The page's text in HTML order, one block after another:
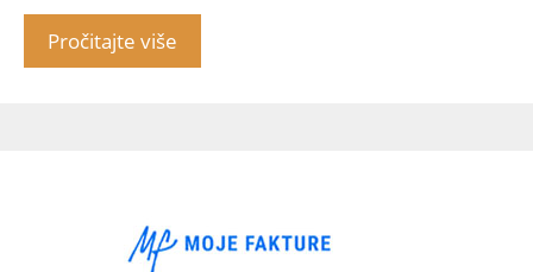
Pročitajte više